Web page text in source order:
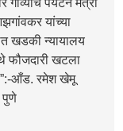
गोव्याचे पर्यटन मंत्री
यांच्या
खडकी न्यायालय
फौजदारी खटला
आँड. रमेश खेमू
पुणे